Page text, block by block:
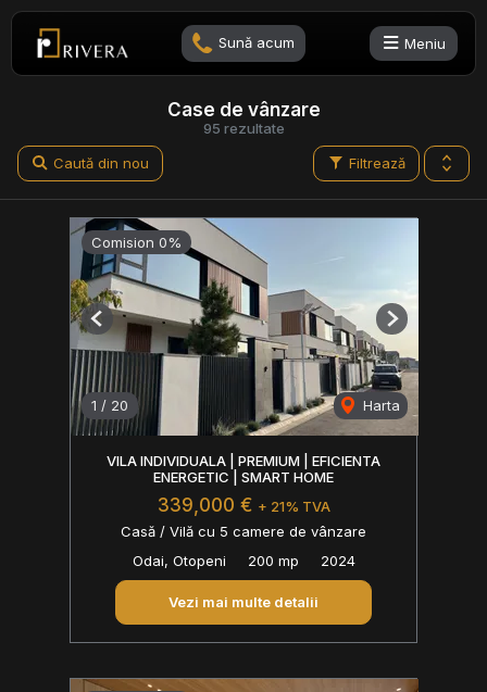
Sună acum Meniu
95 rezultate
Case de vânzare
Filtrează
Caută din nou
Comision 0%
1 / 20 Harta
Previous Next
VILA INDIVIDUALA | PREMIUM | EFICIENTA
ENERGETIC | SMART HOME
339,000 € + 21% TVA
Casă / Vilă cu 5 camere de vânzare
Odai, Otopeni
200 mp 2024
Vezi mai multe detalii